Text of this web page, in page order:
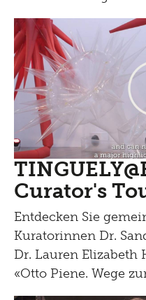
Curator's
Entdecken Sie
Kuratorinnen Dr.
Dr. Lauren Elizabeth
«Otto Piene. Wege